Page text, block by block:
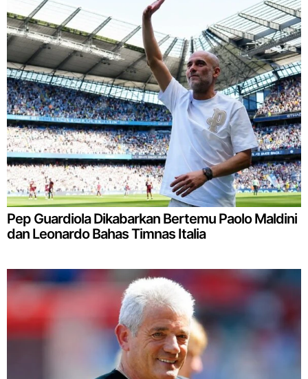
Pep Guardiola Dikabarkan Bertemu Paolo Maldini
dan Leonardo Bahas Timnas Italia